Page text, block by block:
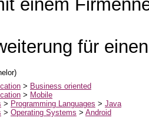
einem
für
> Business oriented
> Mobile
> Programming Languages > Java
> Operating Systems > Android